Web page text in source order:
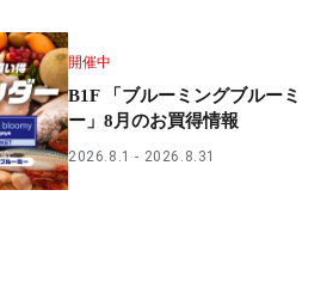
開催中
B1F 「ブルーミングブルーミ
ー」8月のお買得情報
2026.8.1 2026.8.31